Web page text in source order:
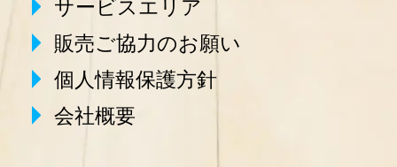
サービスエリア
販売ご協力のお願い
個人情報保護方針
会社概要